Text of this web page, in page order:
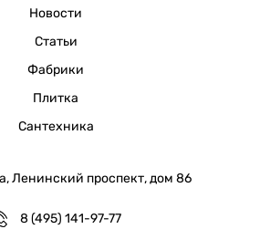
Новости
Статьи
Фабрики
Плитка
Сантехника
Ленинский проспект, дом 86
8 (495) 141-97-77